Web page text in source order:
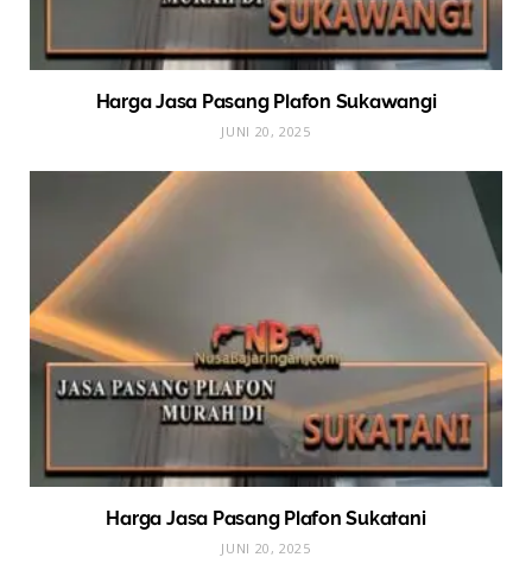
Harga Jasa Pasang Plafon Sukawangi
JUNI 20, 2025
Harga Jasa Pasang Plafon Sukatani
JUNI 20, 2025